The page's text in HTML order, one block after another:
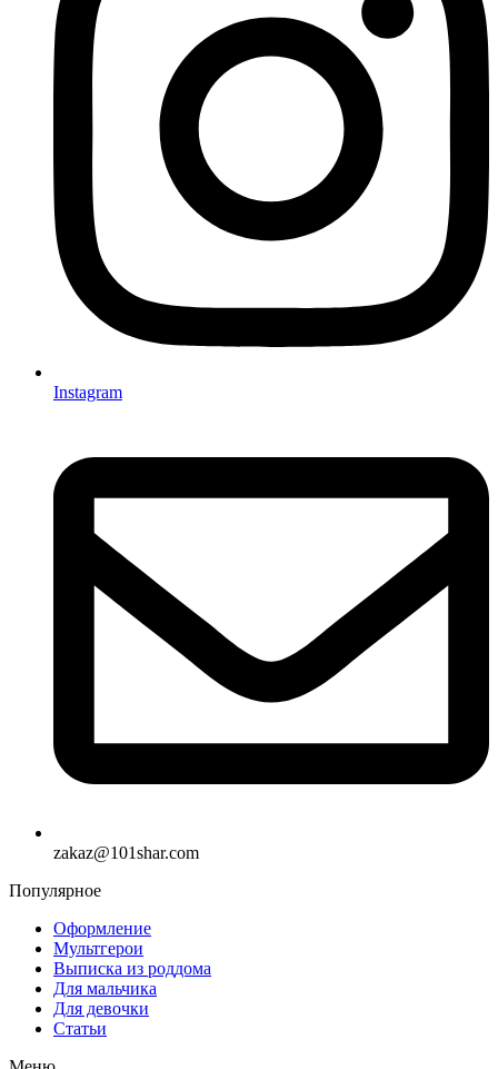
Instagram
zakaz@101shar.com
Популярное
Оформление
Мультгерои
Выписка из роддома
Для мальчика
Для девочки
Статьи